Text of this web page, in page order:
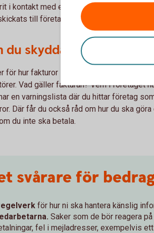
i kontakt med er och hävdar att ni har
till företaget utan föregående
du skydda dig:
för hur fakturor ska hanteras. Var
Vad gäller fakturan? Vem i företaget
en varningslista där du hittar företag
Där får du också råd om hur du ska
du inte ska betala.
svårare för
för hur ni ska hantera känslig
Saker som de bör reagera
fel i mejladresser, exempelvis